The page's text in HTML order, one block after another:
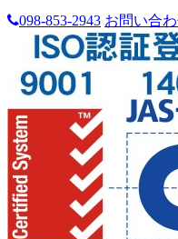
098-853-2943 お問い合